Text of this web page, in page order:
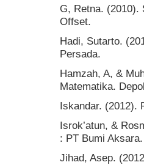
G, Retna. (2010).
Offset.
Hadi, Sutarto.
Persada.
Hamzah, A, &
Matematika.
Iskandar. (2012).
Isrok’atun, &
: PT Bumi Aksara.
Jihad, Asep.